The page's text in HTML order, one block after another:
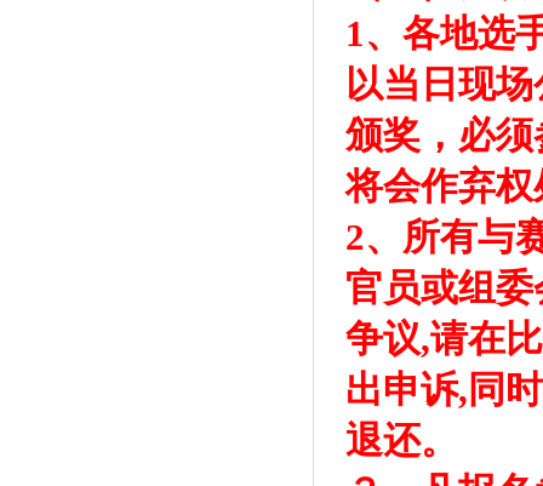
1、各地选
以当日现
颁奖，必
将会作弃
2、所有与
官员或组
争议,请在
出申诉,同
退还。